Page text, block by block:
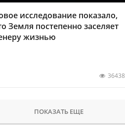
исследование показало,
Земля постепенно заселяет
жизнью
36438
ПОКАЗАТЬ ЕЩЕ